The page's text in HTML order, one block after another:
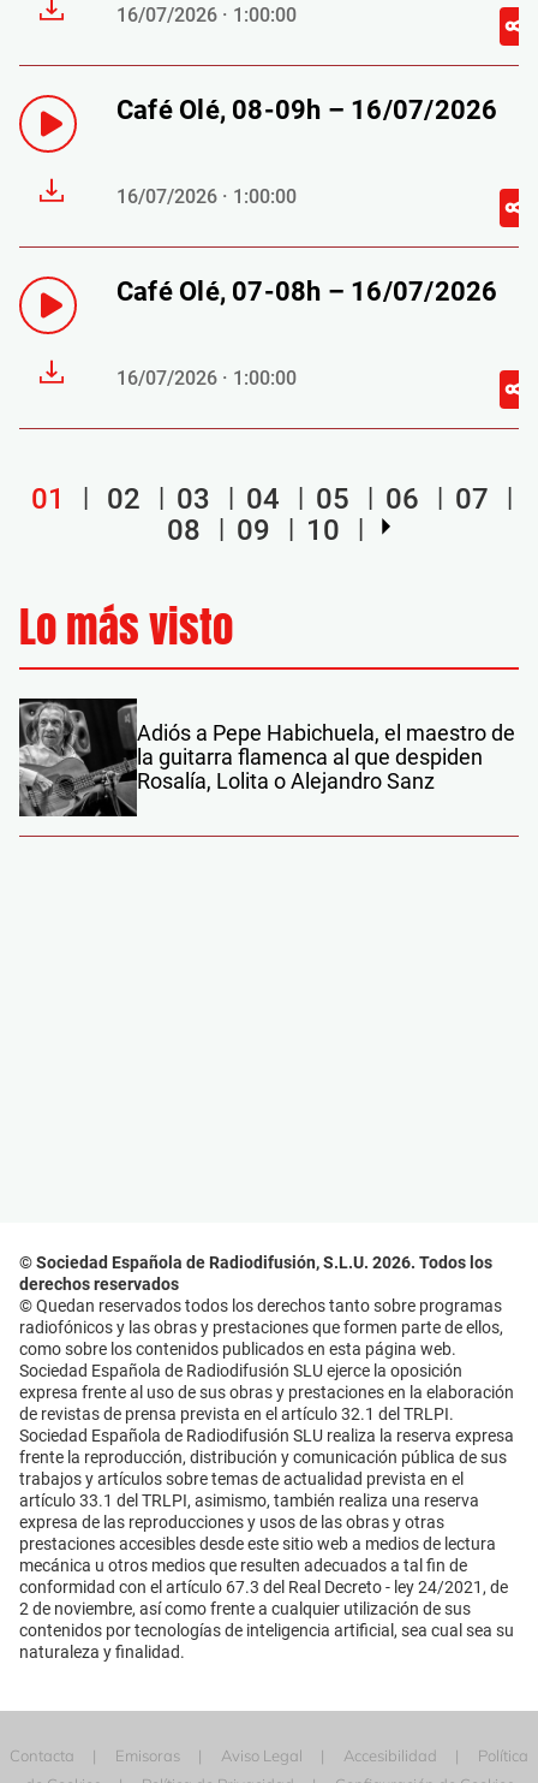
16/07/2026 · 1:00:00
Café Olé, 08-09h – 16/07/2026
16/07/2026 · 1:00:00
Café Olé, 07-08h – 16/07/2026
16/07/2026 · 1:00:00
01 02 03 04 05 06
07
08
09 10
Lo más visto
Adiós a Pepe Habichuela, el maestro de
la guitarra flamenca al que despiden
Rosalía, Lolita o Alejandro Sanz
© Sociedad Española de Radiodifusión, S.L.U. 2026. Todos los
derechos reservados
© Quedan reservados todos los derechos tanto sobre programas
radiofónicos y las obras y prestaciones que formen parte de ellos,
como sobre los contenidos publicados en esta página web.
Sociedad Española de Radiodifusión SLU ejerce la oposición
expresa frente al uso de sus obras y prestaciones en la elaboración
de revistas de prensa prevista en el artículo 32.1 del TRLPI.
Sociedad Española de Radiodifusión SLU realiza la reserva expresa
frente la reproducción, distribución y comunicación pública de sus
trabajos y artículos sobre temas de actualidad prevista en el
artículo 33.1 del TRLPI, asimismo, también realiza una reserva
expresa de las reproducciones y usos de las obras y otras
prestaciones accesibles desde este sitio web a medios de lectura
mecánica u otros medios que resulten adecuados a tal fin de
conformidad con el artículo 67.3 del Real Decreto - ley 24/2021, de
2 de noviembre, así como frente a cualquier utilización de sus
contenidos por tecnologías de inteligencia artificial, sea cual sea su
naturaleza y finalidad.
Contacta Emisoras Aviso Legal Accesibilidad
Política